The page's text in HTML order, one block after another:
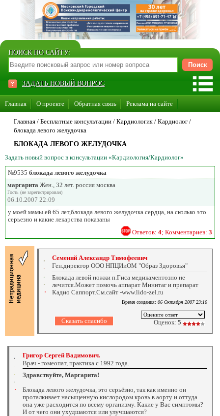
ПОИСК ПО САЙТУ:
ЗАДАТЬ НОВЫЙ ВОПРОС
Главная О проекте Обратная связь Реклама на сайте
Стать консультантом нашего сайта
Главная / Бесплатные консультации / Кардиология / Кардиолог /
блокада левого желудочка
БЛОКАДА ЛЕВОГО ЖЕЛУДОЧКА
Задать новый вопрос в консультации «Кардиология/Кардиолог»
№9535 блокада левого желудочка
маргарита Жен., 32 лет. россия москва
Гость (не зарегистрирован)
06.10.2007 22:09
у моей мамы.ей 65 лет,блокада левого желудочка сердца, на сколько это
серьезно и какие лекарства показаны
Ответов: 4; Комментариев: 3
Семений Александр Тимофеевич
Ген.директор ООО НПЦИиОМ "Образ Здоровья"
Блокада левой ножки п.Гиса медикаментозно не
лечится.Может помочь аппарат Минитаг и препарат
Кадио Саппорт.См.сайт -www.lido-zel.ru
Время создания: 06 Октября 2007 23:10
Оценок: 5
Григор Сергей Вадимович.
Врач - гомеопат, практика с 1992 года.
Здравствуйте, Маргарита!
Блокада левого желудочка, это серьёзно, так как именно он
проталкивает насыщенную кислородом кровь в аорту и оттуда
она уже расходится по всему организму. Какие у Вас симптомы?
И от чего они ухудшаются или улучшаются?